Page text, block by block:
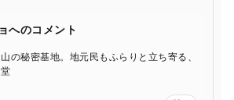
へのコメント
の秘密基地。地元民もふらりと立ち寄る、